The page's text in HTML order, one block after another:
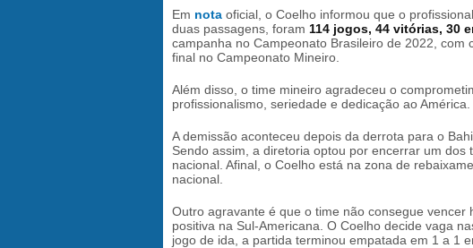
Em nota oficial, o Coelho informou que o
duas passagens, foram 114 jogos, 44 vitórias, 30
campanha no Campeonato Brasileiro de 2022, com
final no Campeonato Mineiro.
Além disso, o time mineiro agradeceu o
profissionalismo, seriedade e dedicação ao
A demissão aconteceu depois da derrota para o
Sendo assim, a diretoria optou por encerrar um
nacional. Afinal, o Coelho está na zona de
nacional.
Outro agravante é que o time não consegue vencer
positiva na Sul-Americana. O Coelho decide vaga
jogo de ida, a partida terminou empatada em 1 a 1